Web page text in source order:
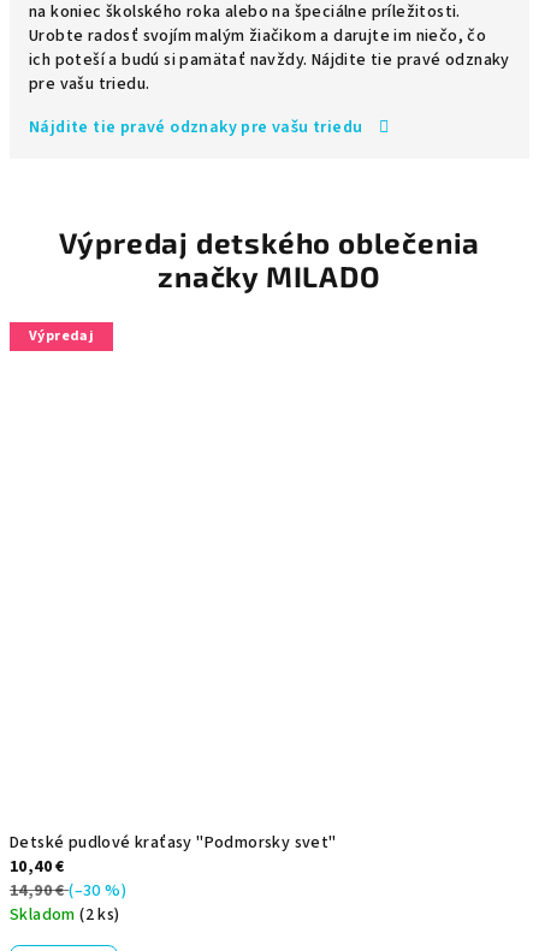
na koniec školského roka alebo na špeciálne príležitosti.
Urobte radosť svojím malým žiačikom a darujte im niečo, čo
ich poteší a budú si pamätať navždy. Nájdite tie pravé odznaky
pre vašu triedu.
Nájdite tie pravé odznaky pre vašu triedu
Výpredaj detského oblečenia
značky MILADO
Výpredaj
Detské pudlové kraťasy "Podmorsky svet"
10,40 €
14,90 €(–30 %)
Skladom(2 ks)
Výpredaj
Výpredaj
Výpredaj
Výpredaj
Výpredaj
Výpredaj
Výpredaj